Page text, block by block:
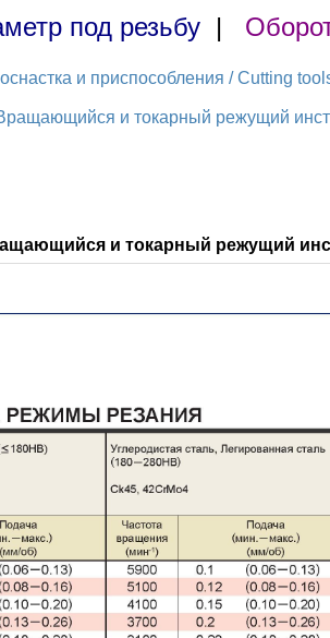
под резьбу |
и приспособления / Cutting
и токарный режущий
и токарный режущий